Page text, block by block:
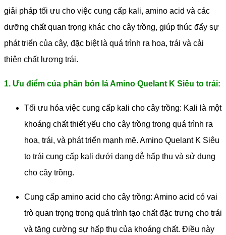
giải pháp tối ưu cho việc cung cấp kali, amino acid và các
dưỡng chất quan trọng khác cho cây trồng, giúp thúc đẩy sự
phát triển của cây, đặc biệt là quá trình ra hoa, trái và cải
thiện chất lượng trái.
1. Ưu điểm của phân bón lá Amino Quelant K Siêu to trái:
Tối ưu hóa việc cung cấp kali cho cây trồng: Kali là một
khoáng chất thiết yếu cho cây trồng trong quá trình ra
hoa, trái, và phát triển mạnh mẽ. Amino Quelant K Siêu
to trái cung cấp kali dưới dạng dễ hấp thụ và sử dụng
cho cây trồng.
Cung cấp amino acid cho cây trồng: Amino acid có vai
trò quan trọng trong quá trình tạo chất đặc trưng cho trái
và tăng cường sự hấp thụ của khoáng chất. Điều này